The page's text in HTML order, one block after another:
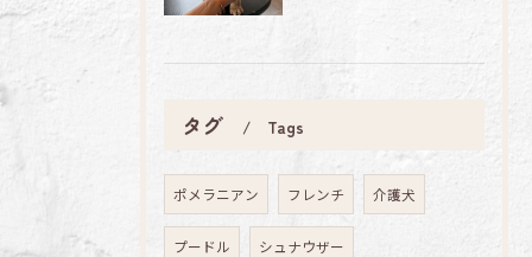
タグ Tags
ポメラニアン フレンチ 介護犬
プードル シュナウザー